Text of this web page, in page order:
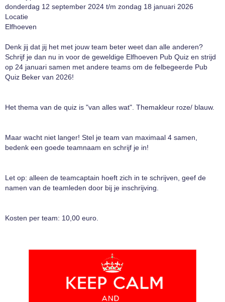
donderdag 12 september 2024 t/m zondag 18 januari 2026
Locatie
Elfhoeven
Denk jij dat jij het met jouw team beter weet dan alle anderen?
Schrijf je dan nu in voor de geweldige Elfhoeven Pub Quiz en strijd
op 24 januari samen met andere teams om de felbegeerde Pub
Quiz Beker van 2026!
Het thema van de quiz is "van alles wat". Themakleur roze/ blauw.
Maar wacht niet langer! Stel je team van maximaal 4 samen,
bedenk een goede teamnaam en schrijf je in!
Let op: alleen de teamcaptain hoeft zich in te schrijven, geef de
namen van de teamleden door bij je inschrijving.
Kosten per team: 10,00 euro.